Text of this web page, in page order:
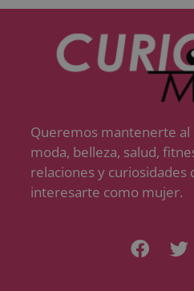
Queremos mantenerte al
moda, belleza, salud,
relaciones y curiosidades
interesarte como mujer.